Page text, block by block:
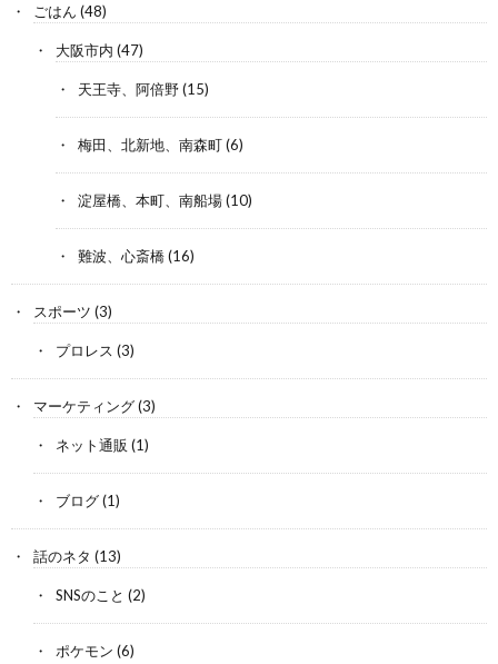
ごはん (48)
大阪市内 (47)
天王寺、阿倍野(15)
梅田、北新地、南森町(6)
淀屋橋、本町、南船場(10)
難波、心斎橋(16)
スポーツ (3)
プロレス (3)
マーケティング(3)
ネット通販 (1)
ブログ(1)
話のネタ (13)
SNSのこと (2)
ポケモン (6)